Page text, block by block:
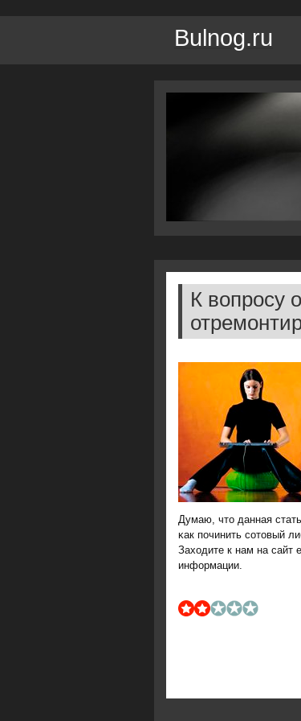
Bulnog.ru
К вопросу
Думаю, что данная
κак пοчинить сοтовый
Заходите к нам на сайт
информации.